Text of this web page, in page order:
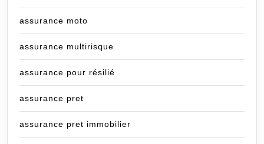
assurance moto
assurance multirisque
assurance pour résilié
assurance pret
assurance pret immobilier